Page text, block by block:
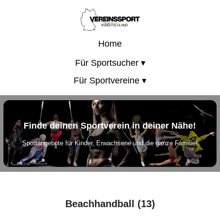
Home
Für Sportsucher ▾
Für Sportvereine ▾
Finde deinen Sportverein in deiner Nähe!
Sportangebote für Kinder, Erwachsene und die ganze Familie!
Beachhandball (13)